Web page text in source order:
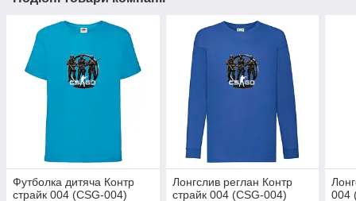
Футболка дитяча Контр
страйк 004 (CSG-004)
Лонгслив реглан Контр
страйк 004 (CSG-004)
004